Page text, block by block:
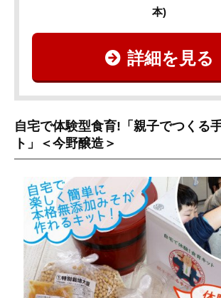
本)
詳細を見る
自宅で体験型食育!「親子でつくる
ト」＜今野醸造＞